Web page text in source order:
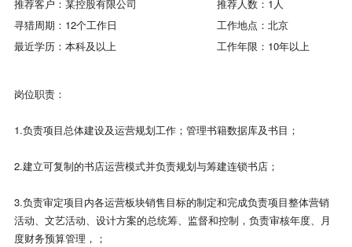
推荐客户：某控股有限公司
推荐人数：1人
寻猎周期：12个工作日
工作地点：北京
最近学历：本科及以上
工作年限：10年以上
岗位职责：
1.负责项目总体建设及运营规划工作；管理书籍数据库及书目；
2.建立可复制的书店运营模式并负责规划与筹建连锁书店；
3.负责审定项目内各运营板块销售目标的制定和完成负责项目整体营销
活动、文艺活动、设计方案的总统筹、监督和控制，负责审核年度、月
度财务预算管理，；